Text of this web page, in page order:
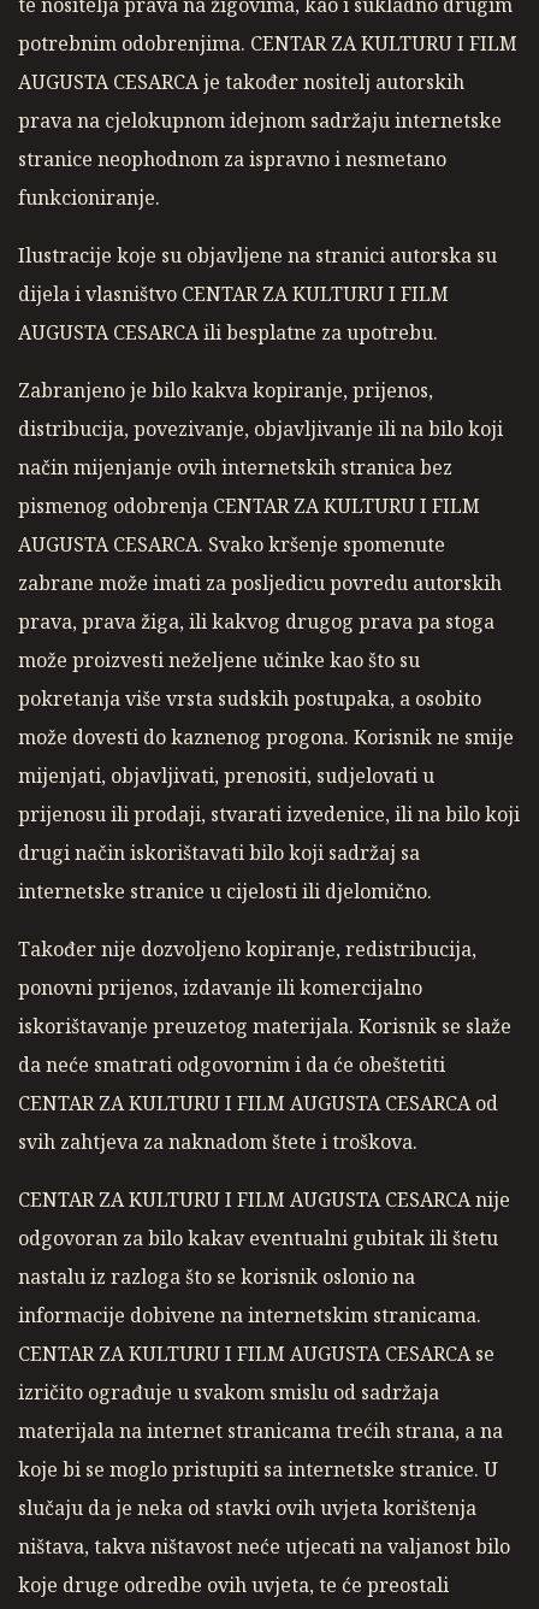
potrebnim odobrenjima. CENTAR ZA KULTURU I FILM
AUGUSTA CESARCA je također nositelj autorskih
prava na cjelokupnom idejnom sadržaju internetske
stranice neophodnom za ispravno i nesmetano
funkcioniranje.
Ilustracije koje su objavljene na stranici autorska su
dijela i vlasništvo CENTAR ZA KULTURU I FILM
AUGUSTA CESARCA ili besplatne za upotrebu.
Zabranjeno je bilo kakva kopiranje, prijenos,
distribucija, povezivanje, objavljivanje ili na bilo koji
način mijenjanje ovih internetskih stranica bez
pismenog odobrenja CENTAR ZA KULTURU I FILM
AUGUSTA CESARCA. Svako kršenje spomenute
zabrane može imati za posljedicu povredu autorskih
prava, prava žiga, ili kakvog drugog prava pa stoga
može proizvesti neželjene učinke kao što su
pokretanja više vrsta sudskih postupaka, a osobito
može dovesti do kaznenog progona. Korisnik ne smije
mijenjati, objavljivati, prenositi, sudjelovati u
prijenosu ili prodaji, stvarati izvedenice, ili na bilo koji
drugi način iskorištavati bilo koji sadržaj sa
internetske stranice u cijelosti ili djelomično.
Također nije dozvoljeno kopiranje, redistribucija,
ponovni prijenos, izdavanje ili komercijalno
iskorištavanje preuzetog materijala. Korisnik se slaže
da neće smatrati odgovornim i da će obeštetiti
CENTAR ZA KULTURU I FILM AUGUSTA CESARCA od
svih zahtjeva za naknadom štete i troškova.
CENTAR ZA KULTURU I FILM AUGUSTA CESARCA nije
odgovoran za bilo kakav eventualni gubitak ili štetu
nastalu iz razloga što se korisnik oslonio na
informacije dobivene na internetskim stranicama.
CENTAR ZA KULTURU I FILM AUGUSTA CESARCA se
izričito ograđuje u svakom smislu od sadržaja
materijala na internet stranicama trećih strana, a na
koje bi se moglo pristupiti sa internetske stranice. U
slučaju da je neka od stavki ovih uvjeta korištenja
ništava, takva ništavost neće utjecati na valjanost bilo
koje druge odredbe ovih uvjeta, te će preostali